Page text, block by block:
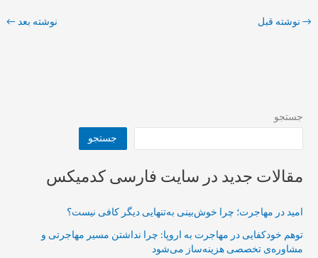
→ نوشته قبل نوشته بعد ←
جستجو
جستجو
مقالات جدید در سایت فارسی کدمیکس
امید در مهاجرت؛ چرا خوش‌بینی به‌تنهایی دیگر کافی نیست؟
توهم خودکفایی در مهاجرت به اروپا: چرا نداشتن مسیر مهاجرتی و
مشاوره‌ی تخصصی هزینه‌ساز می‌شود